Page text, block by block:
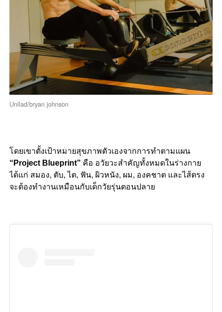
Unilad/bryan johnson
โดยเขาตั้งเป้าหมายสุขภาพตัวเองจากการทำตามแผน
“Project Blueprint” คือ อวัยวะสำคัญทั้งหมดในร่างกาย
ได้แก่ สมอง, ตับ, ไต, ฟัน, ผิวหนัง, ผม, องคชาต และไส้ตรง
จะต้องทำงานเหมือนกับเด็กวัยรุ่นตอนปลาย